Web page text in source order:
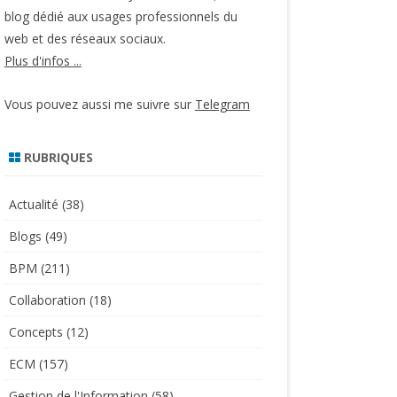
blog dédié aux usages professionnels du
web et des réseaux sociaux.
Plus d'infos ...
Vous pouvez aussi me suivre sur Telegram
RUBRIQUES
Actualité (38)
Blogs (49)
BPM (211)
Collaboration (18)
Concepts (12)
ECM (157)